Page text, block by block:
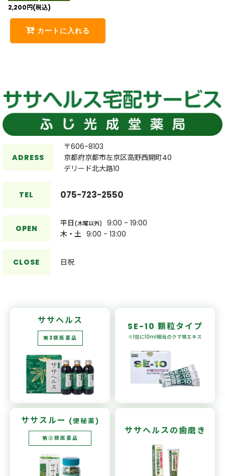
2,200円(税込)
カートに入れる
ADRESS
〒606-8103
京都府京都市左京区高野西開町40
デリード北大路10
TEL 075-723-2550
OPEN
平日(木曜以外)
9:00 - 19:00
木・土 9:00 - 13:00
CLOSE 日祝
ササヘルス
第3類医薬品
SE-10 顆粒タイプ
※1包に10ml相当のクマ笹エキス
ササスルー (便秘薬)
第②類医薬品
ササヘルスの歯磨き